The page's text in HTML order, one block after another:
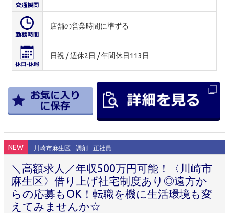
店舗の営業時間に準ずる
日祝 / 週休2日 / 年間休日113日
NEW 川崎市麻生区 調剤 正社員
＼高額求人／年収500万円可能！〈川崎市
麻生区〉借り上げ社宅制度あり◎遠方か
らの応募もOK！転職を機に生活環境も変
えてみませんか☆